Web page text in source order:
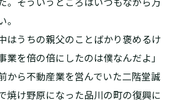
。
はうちの親父のことばかり褒めるけ
業を倍の倍にしたのは僕なんだよ」
から不動産業を営んでいた二階堂誠
焼け野原になった品川の町の復興に